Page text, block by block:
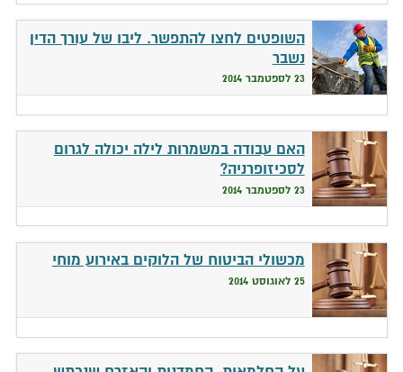
השופטים לחצו להתפשר. ליבו של עורך הדין
נשבר
23 לספטמבר 2014
האם עבודה במשמרות לילה יכולה לגרום
לסכיזופרניה?
23 לספטמבר 2014
מכשולי הביטוח של הלוקים באירוע מוחי
25 לאוגוסט 2014